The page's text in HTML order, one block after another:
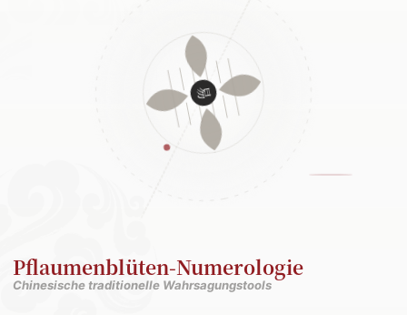
Pflaumenblüten-Numerologie
Chinesische traditionelle Wahrsagungstools